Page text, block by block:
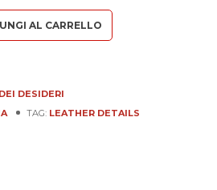
AL CARRELLO
DESIDERI
TAG: LEATHER DETAILS